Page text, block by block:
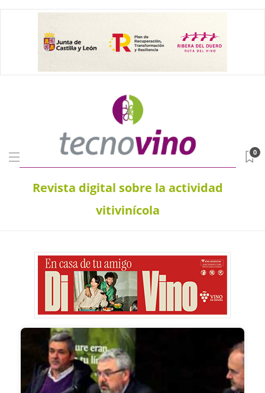
Revista digital sobre la actividad
vitivinícola
0